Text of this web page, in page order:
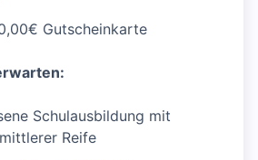
Gutscheinkarte
Schulausbildung mit
Reife